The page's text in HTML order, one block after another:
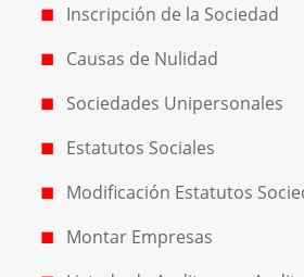
Inscripción de la Sociedad
Causas de Nulidad
Sociedades Unipersonales
Estatutos Sociales
Modificación Estatutos
Montar Empresas